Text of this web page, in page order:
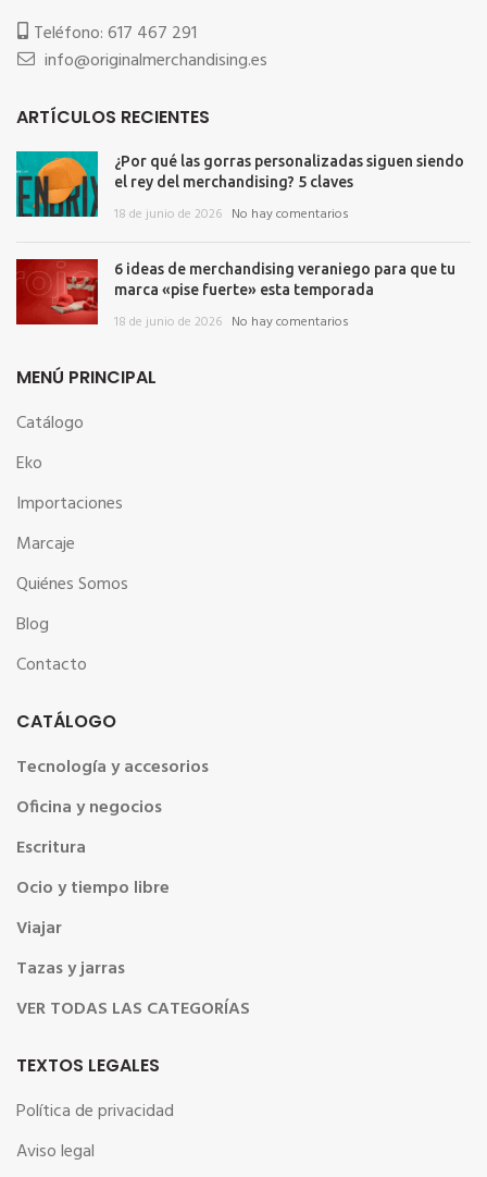
Teléfono: 617 467 291
info@originalmerchandising.es
ARTÍCULOS RECIENTES
¿Por qué las gorras personalizadas siguen siendo
el rey del merchandising? 5 claves
18 de junio de 2026 No hay comentarios
6 ideas de merchandising veraniego para que tu
marca «pise fuerte» esta temporada
18 de junio de 2026 No hay comentarios
MENÚ PRINCIPAL
Catálogo
Eko
Importaciones
Marcaje
Quiénes Somos
Blog
Contacto
CATÁLOGO
Tecnología y accesorios
Oficina y negocios
Escritura
Ocio y tiempo libre
Viajar
Tazas y jarras
VER TODAS LAS CATEGORÍAS
TEXTOS LEGALES
Política de privacidad
Aviso legal